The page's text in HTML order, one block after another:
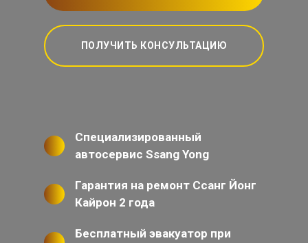
ПОЛУЧИТЬ КОНСУЛЬТАЦИЮ
Специализированный
автосервис Ssang Yong
Гарантия на ремонт Ссанг Йонг
Кайрон 2 года
Бесплатный эвакуатор при